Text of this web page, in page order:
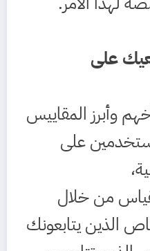
على
وأبرز المقاييس
على
من خلال
الذين يتابعونك